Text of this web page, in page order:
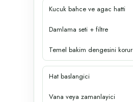
Kucuk bahce ve agac hatti
Damlama seti + filtre
Temel bakim dengesini korur
Hat baslangici
Vana veya zamanlayici